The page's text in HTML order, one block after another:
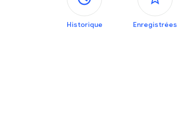
Panneaux latéraux
Historique Enregistrées